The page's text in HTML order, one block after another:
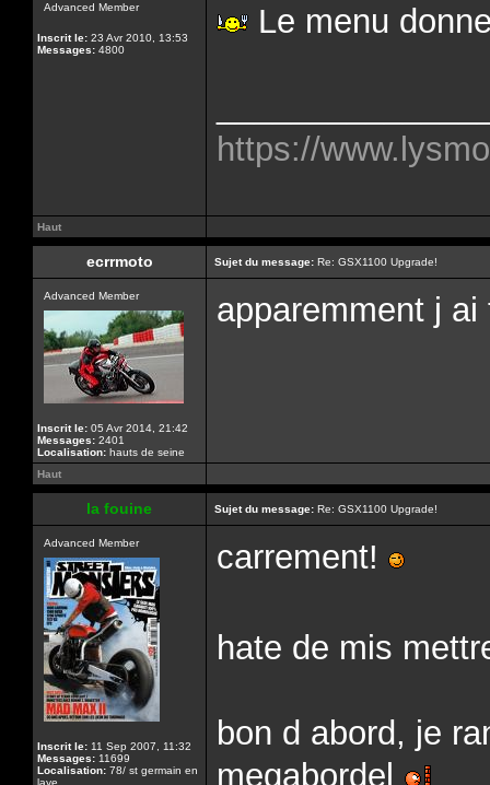
Advanced Member
Inscrit le: 23 Avr 2010, 13:53
Messages: 4800
Le menu
https://
Haut
ecrrmoto Sujet du message: Re: GSX1100 Upgrade!
Advanced Member
Inscrit le: 05 Avr 2014, 21:42
Messages: 2401
Localisation: hauts de seine
apparemment j
Haut
la fouine Sujet du message: Re: GSX1100 Upgrade!
Advanced Member
Inscrit le: 11 Sep 2007, 11:32
Messages: 11699
Localisation: 78/ st germain en
laye
carrement!
hate de mis
bon d abord, je
megabordel